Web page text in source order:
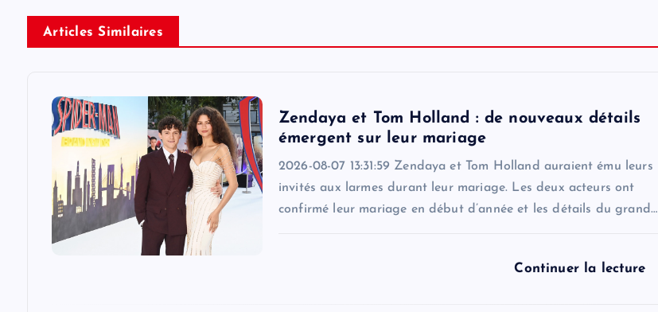
Articles Similaires
Zendaya et Tom Holland : de nouveaux détails
émergent sur leur mariage
2026-08-07 13:31:59 Zendaya et Tom Holland auraient ému leurs
invités aux larmes durant leur mariage. Les deux acteurs ont
confirmé leur mariage en début d’année et les détails du grand…
Continuer la lecture